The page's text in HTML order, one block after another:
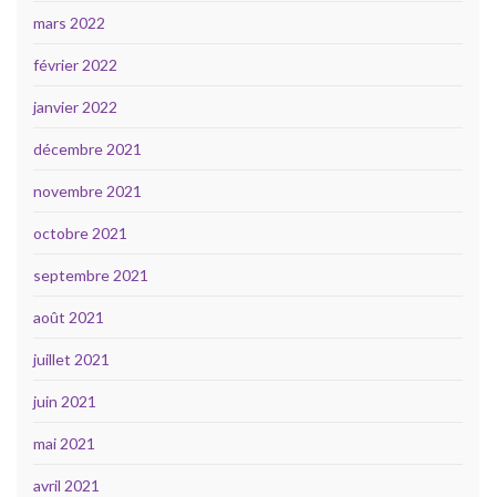
mars 2022
février 2022
janvier 2022
décembre 2021
novembre 2021
octobre 2021
septembre 2021
août 2021
juillet 2021
juin 2021
mai 2021
avril 2021